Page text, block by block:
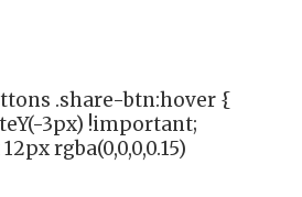
.share-btn:hover {
3px) !important;
rgba(0,0,0,0.15)